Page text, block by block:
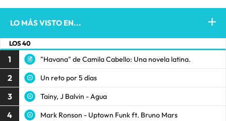
LO MÁS VISTO EN...
LOS 40
1 "Havana" de Camila Cabello: Una novela latina.
2 Un reto por 5 días
3 Tainy, J Balvin - Agua
4 Mark Ronson - Uptown Funk ft. Bruno Mars